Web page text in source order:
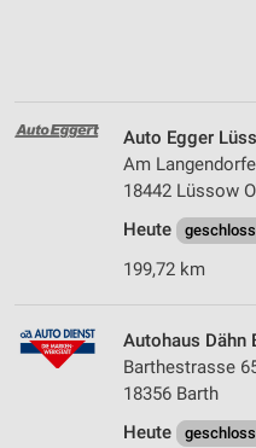
Auto Egger
Am
18442 Lüssow
Heute
199,72 km
Autohaus Dähn
Barthestrasse
18356 Barth
Heute